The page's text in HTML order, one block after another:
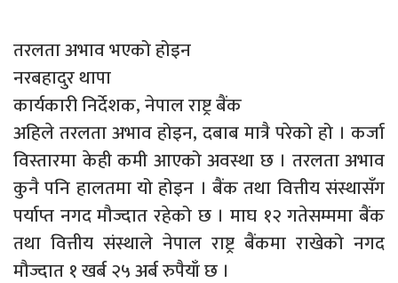
तरलता अभाव भएको होइन
नरबहादुर थापा
कार्यकारी निर्देशक, नेपाल राष्ट्र बैंक
अहिले तरलता अभाव होइन, दबाब मात्रै परेको हो । कर्जा
विस्तारमा केही कमी आएको अवस्था छ । तरलता अभाव
कुनै पनि हालतमा यो होइन । बैंक तथा वित्तीय संस्थासँग
पर्याप्त नगद मौज्दात रहेको छ । माघ १२ गतेसम्ममा बैंक
तथा वित्तीय संस्थाले नेपाल राष्ट्र बैंकमा राखेको नगद
मौज्दात १ खर्ब २५ अर्ब रुपैयाँ छ ।